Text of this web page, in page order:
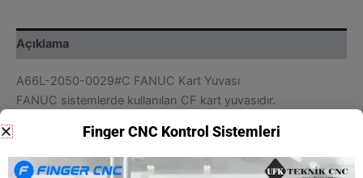
Açıklama
A66L-2050-0029#C FANUC Kart Yuvası
FANUC sistemlerde kullanılan CF kart yuvasıdır.
Finger CNC Kontrol Sistemleri